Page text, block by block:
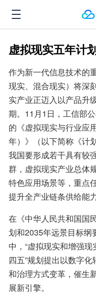
虚拟现实五年计
作为新一代信息技术的
现实、混合现实）将深
实产业正迈入以产品升
期。11月1日，工信部
的《虚拟现实与行业应
年）》（以下简称《计
我国要形成若干具有较
群，虚拟现实产业总体
特色应用场景等，重点
提升全产业链条供给能力
在《中华人民共和国国
划和2035年远景目标纲
中，“虚拟现实和增强
四五”规划提出以数字
和治理方式变革，催生
展新引擎。